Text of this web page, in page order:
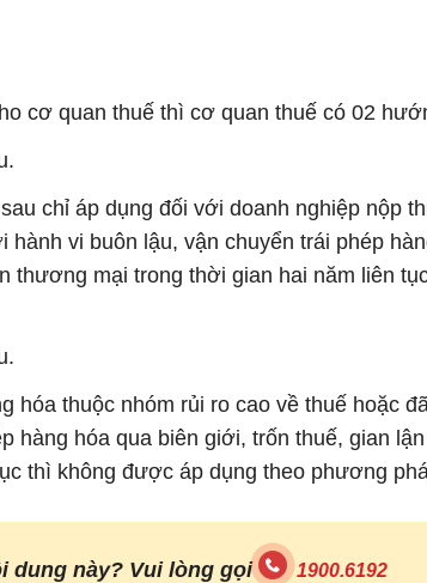
cơ quan thuế thì cơ quan thuế có 02
chỉ áp dụng đối với doanh nghiệp nộp
vi buôn lậu, vận chuyển trái phép
thương mại trong thời gian hai năm liên
hóa thuộc nhóm rủi ro cao về thuế hoặc
hàng hóa qua biên giới, trốn thuế, gian
thì không được áp dụng theo phương
dung này? Vui lòng gọi 1900.6192